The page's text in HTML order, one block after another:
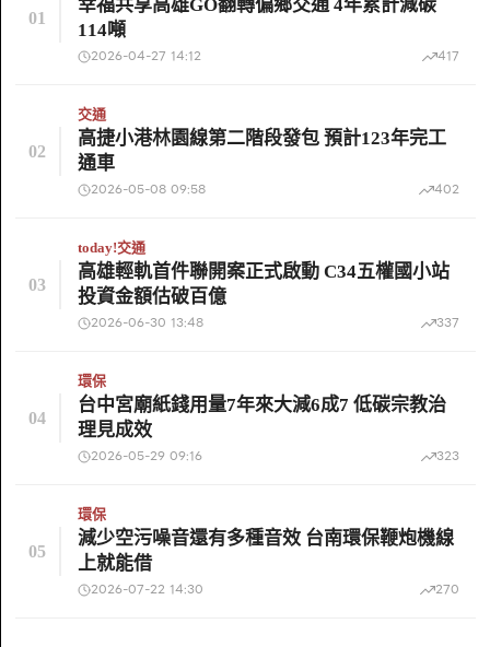
01
幸福共享高雄GO翻轉偏鄉交通 4年累計減碳
114噸
2026-04-27 14:12 417
02
交通
高捷小港林園線第二階段發包 預計123年完工
通車
2026-05-08 09:58 402
03
today!交通
高雄輕軌首件聯開案正式啟動 C34五權國小站
投資金額估破百億
2026-06-30 13:48 337
04
環保
台中宮廟紙錢用量7年來大減6成7 低碳宗教治
理見成效
2026-05-29 09:16 323
05
環保
減少空污噪音還有多種音效 台南環保鞭炮機線
上就能借
2026-07-22 14:30 270